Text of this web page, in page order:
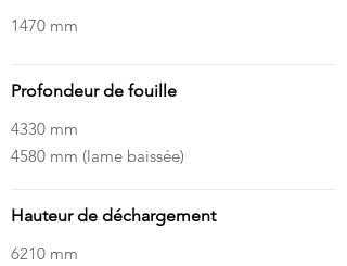
1470 mm
Profondeur de fouille
4330 mm
4580 mm (lame baissée)
Hauteur de déchargement
6210 mm